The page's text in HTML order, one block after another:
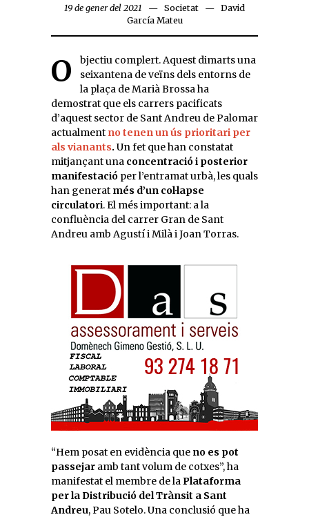
19 de gener del 2021 Societat
David
García Mateu
Objectiu complert. Aquest dimarts una
seixantena de veïns dels entorns de
la plaça de Marià Brossa ha
demostrat que els carrers pacificats
d’aquest sector de Sant Andreu de Palomar
actualment no tenen un ús prioritari per
als vianants. Un fet que han constatat
mitjançant una concentració i posterior
manifestació per l’entramat urbà, les quals
han generat més d’un col·lapse
circulatori. El més important: a la
confluència del carrer Gran de Sant
Andreu amb Agustí i Milà i JoanTorras.
“Hem posat en evidència que no es pot
passejar amb tant volum de cotxes”, ha
manifestat el membre de laPlataforma
per la Distribució del Trànsit a Sant
Andreu, Pau Sotelo. Una conclusió que ha